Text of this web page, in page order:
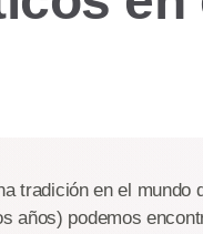
tradición en el mundo
años) podemos